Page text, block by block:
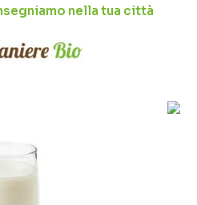
nella tua città